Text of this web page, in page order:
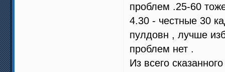
проблем .25-60
4.30 - честные 30
пулдовн , лучше
проблем нет .
Из всего